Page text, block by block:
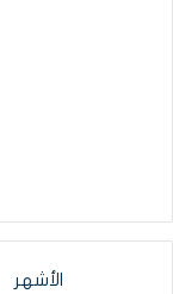
الأشهر